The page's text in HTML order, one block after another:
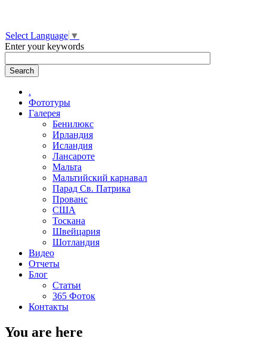
Select Language ▼
Enter your keywords
.
Фототуры
Галерея
Бенилюкс
Ирландия
Исландия
Лансароте
Мальта
Мальтийский карнавал
Парад Св. Патрика
Прованс
США
Тоскана
Швейцария
Шотландия
Видео
Отчеты
Блог
Статьи
365 Фоток
Контакты
You are here